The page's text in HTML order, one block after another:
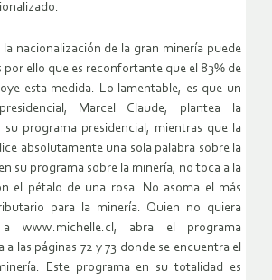
nacionalización de la gran minería puede
por ello que es reconfortante que el 83% de
esta medida. Lo lamentable, es que un
Marcel Claude, plantea la
su programa presidencial, mientras que la
absolutamente una sola palabra sobre la
su programa sobre la minería, no toca a la
el pétalo de una rosa. No asoma el más
para la minería. Quien no quiera
www.michelle.cl, abra el programa
a las páginas 72 y 73 donde se encuentra el
Este programa en su totalidad es